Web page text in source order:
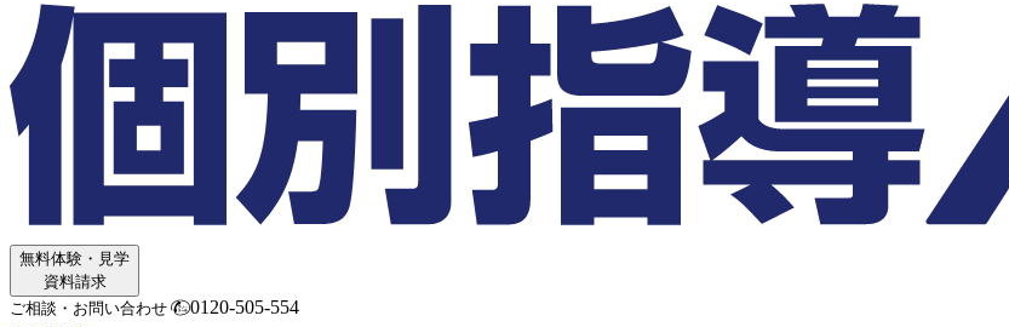
無料体験・見学
資料請求
ご相談・お問い合わせ
0120-505-554